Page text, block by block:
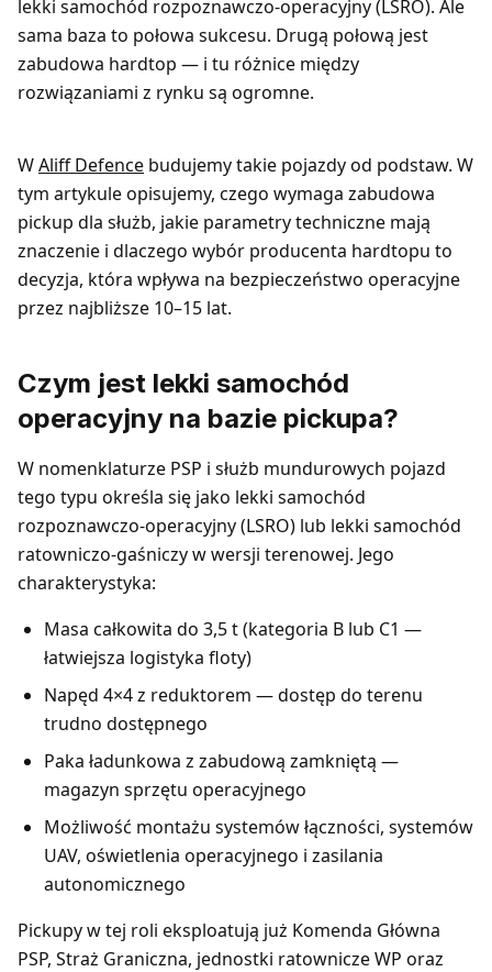
lekki samochód rozpoznawczo-operacyjny (LSRO). Ale
sama baza to połowa sukcesu. Drugą połową jest
zabudowa hardtop — i tu różnice między
rozwiązaniami z rynku są ogromne.
WAliff Defence budujemy takie pojazdy od podstaw. W
tym artykule opisujemy, czego wymaga zabudowa
pickup dla służb, jakie parametry techniczne mają
znaczenie i dlaczego wybór producenta hardtopu to
decyzja, która wpływa na bezpieczeństwo operacyjne
przez najbliższe 10–15 lat.
Czym jest lekki samochód
operacyjny na bazie pickupa?
W nomenklaturze PSP i służb mundurowych pojazd
tego typu określa się jako lekki samochód
rozpoznawczo-operacyjny (LSRO) lub lekki samochód
ratowniczo-gaśniczy w wersji terenowej. Jego
charakterystyka:
Masa całkowita do 3,5 t (kategoria B lub C1 —
łatwiejsza logistyka floty)
Napęd 4×4 z reduktorem — dostęp do terenu
trudno dostępnego
Paka ładunkowa z zabudową zamkniętą —
magazyn sprzętu operacyjnego
Możliwość montażu systemów łączności, systemów
UAV, oświetlenia operacyjnego i zasilania
autonomicznego
Pickupy w tej roli eksploatują już Komenda Główna
PSP, Straż Graniczna, jednostki ratownicze WP oraz